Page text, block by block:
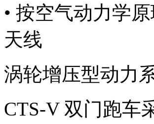
• 按空气动力学
天线
涡轮增压型动力
CTS-V 双门跑车